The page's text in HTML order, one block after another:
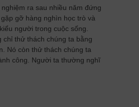
ra sau nhiều năm đứng
gỡ hàng nghìn học trò và
người trong cuộc sống.
chỉ thử thách chúng ta bằng
Nó còn thử thách chúng ta
công. Người ta thường nghĩ